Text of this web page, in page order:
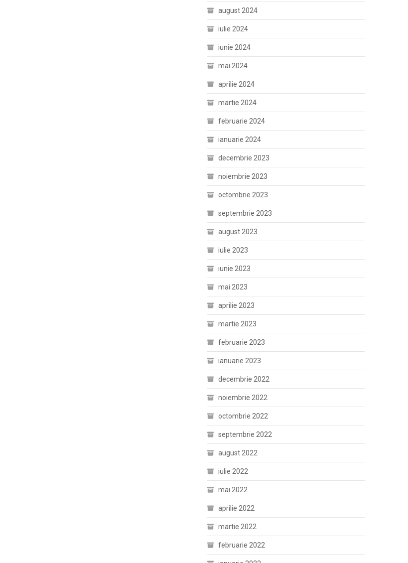
august 2024
iulie 2024
iunie 2024
mai 2024
aprilie 2024
martie 2024
februarie 2024
ianuarie 2024
decembrie 2023
noiembrie 2023
octombrie 2023
septembrie 2023
august 2023
iulie 2023
iunie 2023
mai 2023
aprilie 2023
martie 2023
februarie 2023
ianuarie 2023
decembrie 2022
noiembrie 2022
octombrie 2022
septembrie 2022
august 2022
iulie 2022
mai 2022
aprilie 2022
martie 2022
februarie 2022